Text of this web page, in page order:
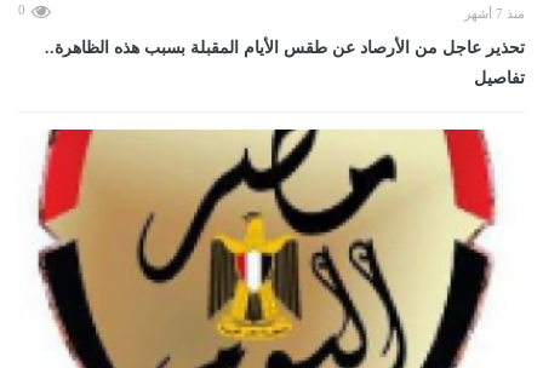
منذ 7 أشهر 0
تحذير عاجل من الأرصاد عن طقس الأيام المقبلة بسبب هذه الظاهرة..
تفاصيل